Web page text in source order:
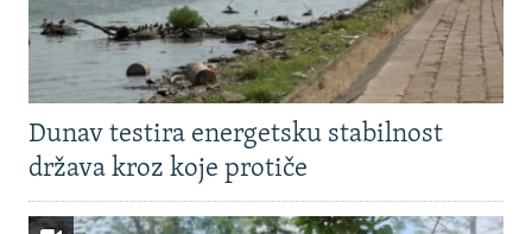
Dunav testira energetsku stabilnost
država kroz koje protiče